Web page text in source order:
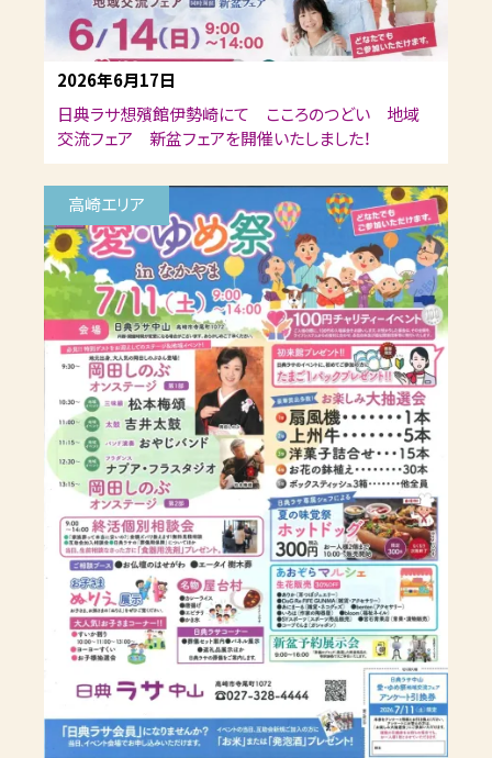
2026年6月17日
日典ラサ想殯館伊勢崎にて こころのつどい 地域
交流フェア 新盆フェアを開催いたしました！
高崎エリア